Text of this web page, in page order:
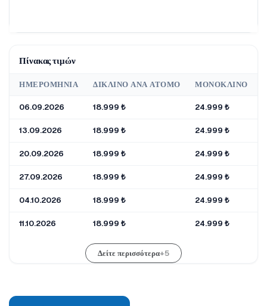
Πίνακας τιμών
ΗΜΕΡΟΜΗΝΊΑ ΔΊΚΛΙΝΟ ΑΝΆ ΆΤΟΜΟ ΜΟΝΌΚΛΙΝΟ
06.09.2026 18.999 ₺ 24.999 ₺
13.09.2026 18.999 ₺ 24.999 ₺
20.09.2026 18.999 ₺ 24.999 ₺
27.09.2026 18.999 ₺ 24.999 ₺
04.10.2026 18.999 ₺ 24.999 ₺
11.10.2026 18.999 ₺ 24.999 ₺
Δείτε περισσότερα+5